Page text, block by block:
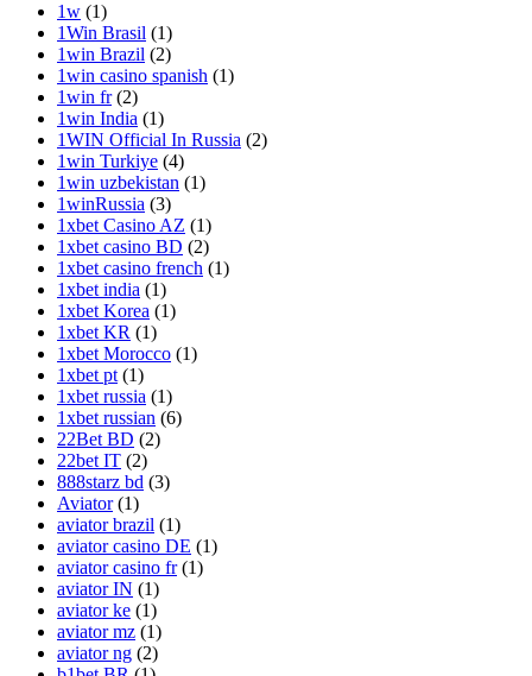
1w (1)
1Win Brasil (1)
1win Brazil (2)
1win casino spanish (1)
1win fr (2)
1win India (1)
1WIN Official In Russia (2)
1win Turkiye (4)
1win uzbekistan (1)
1winRussia (3)
1xbet Casino AZ (1)
1xbet casino BD (2)
1xbet casino french (1)
1xbet india (1)
1xbet Korea (1)
1xbet KR (1)
1xbet Morocco (1)
1xbet pt (1)
1xbet russia (1)
1xbet russian (6)
22Bet BD (2)
22bet IT (2)
888starz bd (3)
Aviator (1)
aviator brazil (1)
aviator casino DE (1)
aviator casino fr (1)
aviator IN (1)
aviator ke (1)
aviator mz (1)
aviator ng (2)